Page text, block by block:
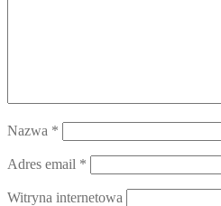
Nazwa *
Adres email *
Witryna internetowa